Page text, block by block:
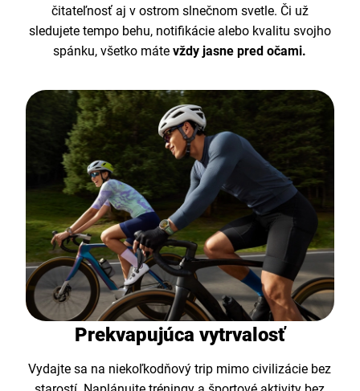
čitateľnosť aj v ostrom slnečnom svetle. Či už
sledujete tempo behu, notifikácie alebo kvalitu svojho
spánku, všetko mátevždy jasne pred očami.
Prekvapujúca vytrvalosť
Vydajte sa na niekoľkodňový trip mimo civilizácie bez